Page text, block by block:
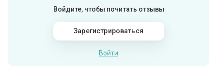
Войдите, чтобы почитать отзывы
Зарегистрироваться
Войти